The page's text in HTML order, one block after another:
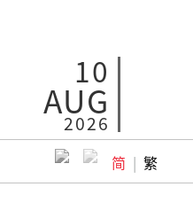
10
AUG
2026
简 | 繁